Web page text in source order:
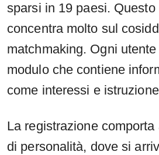
sparsi in 19 paesi.
concentra molto sul
matchmaking. Ogni
modulo che contiene
come interessi e
La registrazione
di personalità, dove si